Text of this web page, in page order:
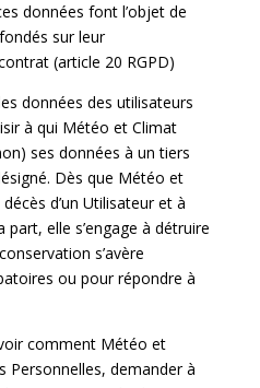
données font l’objet de
sur leur
(article 20 RGPD)
données des utilisateurs
à qui Météo et Climat
ses données à un tiers
Dès que Météo et
d’un Utilisateur et à
part, elle s’engage à détruire
s’avère
ou pour répondre à
comment Météo et
Personnelles, demander à